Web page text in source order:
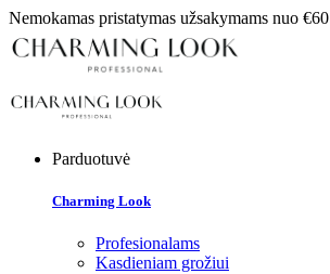
Nemokamas pristatymas užsakymams nuo €60
Parduotuvė
Charming Look
Profesionalams
Kasdieniam grožiui